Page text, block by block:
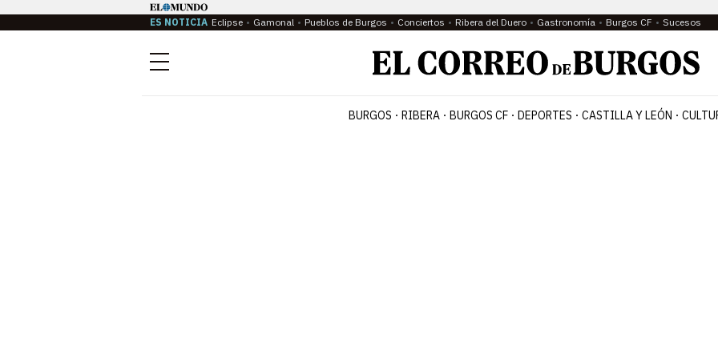
ES NOTICIA Eclipse Gamonal Pueblos de Burgos Conciertos Ribera del Duero Gastronomía Burgos CF Sucesos
Menú
BURGOS RIBERA BURGOS CF DEPORTES CASTILLA Y LEÓN